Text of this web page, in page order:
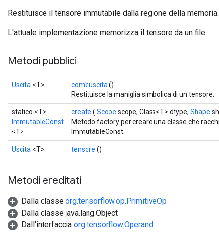
Restituisce il tensore immutabile dalla regione della memoria.
L'attuale implementazione memorizza il tensore da un file.
Metodi pubblici
Uscita <T> comeuscita ()
Restituisce la maniglia simbolica di un tensore.
statico <T>
ImmutableConst
<T>
create ( Scope scope, Class<T> dtype, Shape
Metodo factory per creare una classe che
ImmutableConst.
Uscita <T> tensore ()
Metodi ereditati
Dalla classe org.tensorflow.op.PrimitiveOp
Dalla classe java.lang.Object
Dall'interfaccia org.tensorflow.Operand